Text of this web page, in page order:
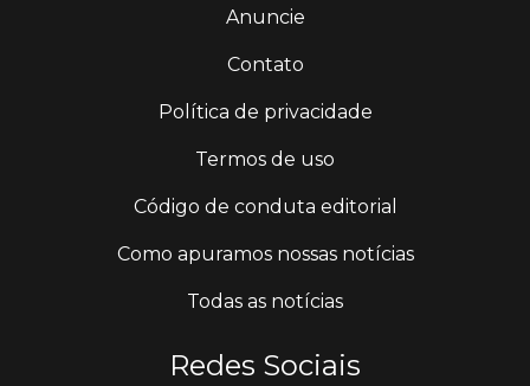
Anuncie
Contato
Política de privacidade
Termos de uso
Código de conduta editorial
Como apuramos nossas notícias
Todas as notícias
Redes Sociais